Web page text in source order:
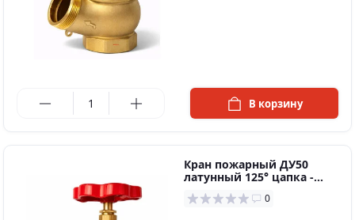
В корзину
Кран пожарный ДУ50
латунный 125° цапка -
цапка
0